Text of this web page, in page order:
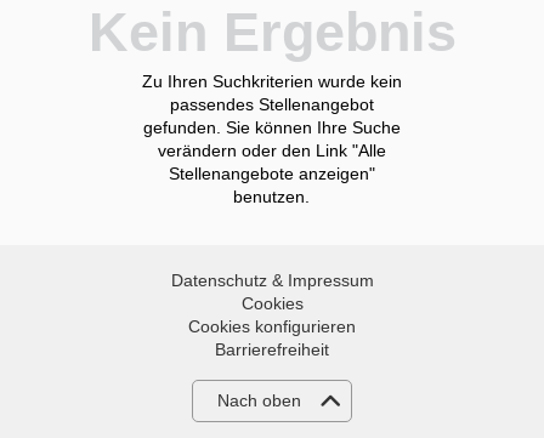
Kein Ergebnis
Zu Ihren Suchkriterien wurde kein
passendes Stellenangebot
gefunden. Sie können Ihre Suche
verändern oder den Link "Alle
Stellenangebote anzeigen"
benutzen.
Datenschutz & Impressum
Cookies
Cookies konfigurieren
Barrierefreiheit
Nach oben